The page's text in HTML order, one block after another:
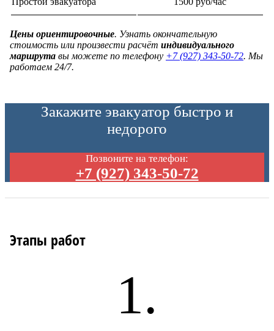
Цены ориентировочные. Узнать окончательную
стоимость или произвести расчёт индивидуального
маршрутавы можете по телефону +7 (927) 343-50-72. Мы
работаем 24/7.
Закажите эвакуатор быстро и
недорого
Позвоните на телефон:
+7 (927) 343-50-72
Этапы работ
1.